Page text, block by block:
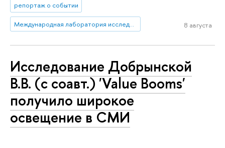
репортаж о событии
Международная лаборатория исследований социальной интеграции 8 августа
Исследование Добрынской
В.В. (с соавт.) 'Value Booms'
получило широкое
освещение в СМИ